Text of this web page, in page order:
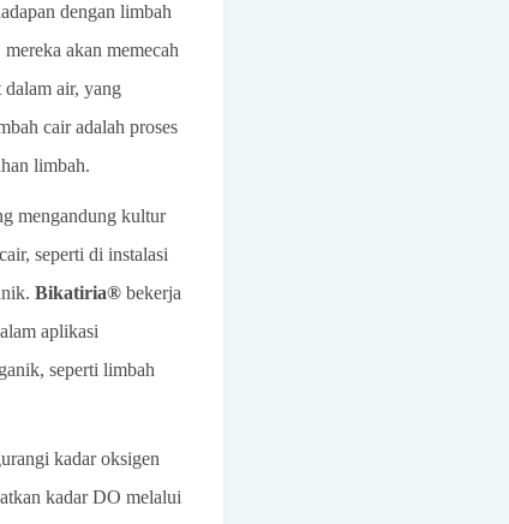
dengan limbah
akan memecah
air, yang
cair adalah proses
limbah.
mengandung kultur
seperti di instalasi
Bikatiria® bekerja
aplikasi
seperti limbah
kadar oksigen
kadar DO melalui